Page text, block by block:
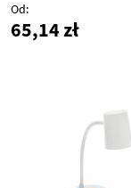
Od
65,14 zł